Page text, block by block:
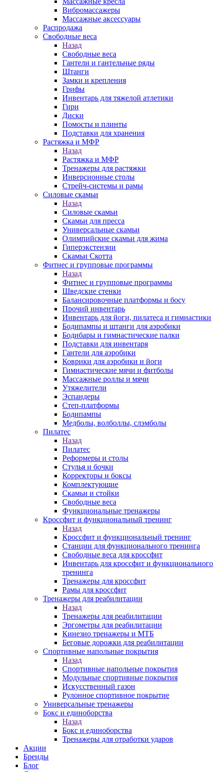
Вибромассажеры
Массажные аксессуары
Распродажа
Свободные веса
Назад
Свободные веса
Гантели и гантельные ряды
Штанги
Замки и крепления
Грифы
Инвентарь для тяжелой атлетики
Гири
Диски
Помосты и плинты
Подставки для хранения
Растяжка и МФР
Назад
Растяжка и МФР
Тренажеры для растяжки
Инверсионные столы
Стрейч-системы и рамы
Силовые скамьи
Назад
Силовые скамьи
Скамьи для пресса
Универсальные скамьи
Олимпийские скамьи для жима
Гиперэкстензии
Скамьи Скотта
Фитнес и групповые программы
Назад
Фитнес и групповые программы
Шведские стенки
Балансировочные платформы и босу
Прочий инвентарь
Инвентарь для йоги, пилатеса и гимнастики
Бодипампы и штанги для аэробики
Бодибары и гимнастические палки
Подставки для инвентаря
Гантели для аэробики
Коврики для аэробики и йоги
Гимнастические мячи и фитболы
Массажные роллы и мячи
Утяжелители
Эспандеры
Степ-платформы
Бодипампы
Медболы, волболлы, слэмболы
Пилатес
Назад
Пилатес
Реформеры и столы
Стулья и бочки
Корректоры и боксы
Комплектующие
Скамьи и стойки
Свободные веса
Функциональные тренажеры
Кроссфит и функциональный тренинг
Назад
Кроссфит и функциональный тренинг
Станции для функционального тренинга
Свободные веса для кроссфит
Инвентарь для кроссфит и функционального
тренинга
Тренажеры для кроссфит
Рамы для кроссфит
Тренажеры для реабилитации
Назад
Тренажеры для реабилитации
Эргометры для реабилитации
Кинезио тренажеры и МТБ
Беговые дорожки для реабилитации
Спортивные напольные покрытия
Назад
Спортивные напольные покрытия
Модульные спортивные покрытия
Искусственный газон
Рулонное спортивное покрытие
Универсальные тренажеры
Бокс и единоборства
Назад
Бокс и единоборства
Тренажеры для отработки ударов
Акции
Бренды
Блог